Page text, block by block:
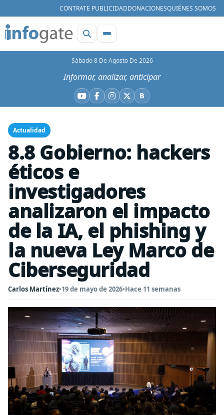
CONTRATE PUBLICIDADDONACIONESQUIÉNES SOMOS
Sábado 8 De Agosto De 2026
Informar, analizar, anticipar
YouTube
Facebook
Instagram
X BBluesky
Actualidad
8.8 Gobierno: hackers
éticos e
investigadores
analizaron el impacto
de la IA, el phishing y
la nueva Ley Marco de
Ciberseguridad
Carlos Martínez•19 de mayo de 2026•Hace 11 semanas